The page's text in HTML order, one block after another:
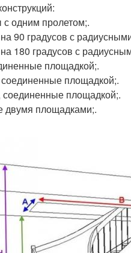
одним пролетом;.
90 градусов с
180 градусов с
площадкой;.
площадкой;.
площадкой;.
площадками;.